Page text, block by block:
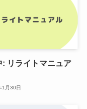
: リライトマニュア
1月30日